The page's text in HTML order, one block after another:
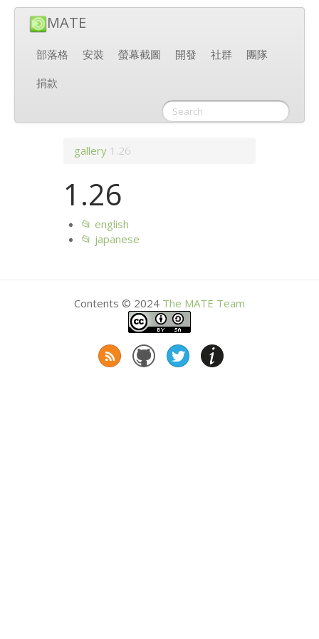
MATE
部落格 安裝 螢幕截圖 開發 社群
團隊
捐款
gallery 1.26
1.26
📂 english
📂 japanese
Contents © 2024 The MATE Team